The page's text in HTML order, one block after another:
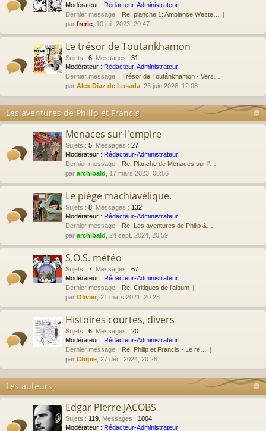
Modérateur : Rédacteur-Administrateur
Dernier message : Re: planche 1: Ambiance Weste…
par freric , 10 juil. 2023, 20:47
Le trésor de Toutankhamon
Sujets : 6 Messages : 31
Modérateur : Rédacteur-Administrateur
Dernier message : Trésor de Toutânkhamon - Vers…
par Alex Diaz de Losada , 26 juin 2026, 12:08
Les aventures de Philip et Francis
Menaces sur l'empire
Sujets : 5 Messages : 27
Modérateur : Rédacteur-Administrateur
Dernier message : Re: Planche de Menaces sur l'…
par archibald , 17 mars 2023, 08:56
Le piège machiavélique.
Sujets : 8 Messages : 132
Modérateur : Rédacteur-Administrateur
Dernier message : Re: Les aventures de Philip &…
par archibald , 24 sept. 2024, 20:59
S.O.S. météo
Sujets : 7 Messages : 67
Modérateur : Rédacteur-Administrateur
Dernier message : Re: Critiques de l'album
par Olivier , 21 mars 2021, 20:28
Histoires courtes, divers
Sujets : 6 Messages : 20
Modérateur : Rédacteur-Administrateur
Dernier message : Re: Philip et Francis - Le re…
par Chipie , 27 déc. 2024, 20:28
Les auteurs
Edgar Pierre JACOBS
Sujets : 119 Messages : 1004
Modérateur : Rédacteur-Administrateur